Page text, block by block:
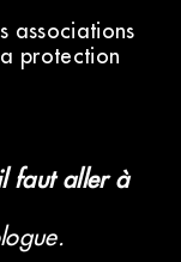
associations
protection
faut aller à